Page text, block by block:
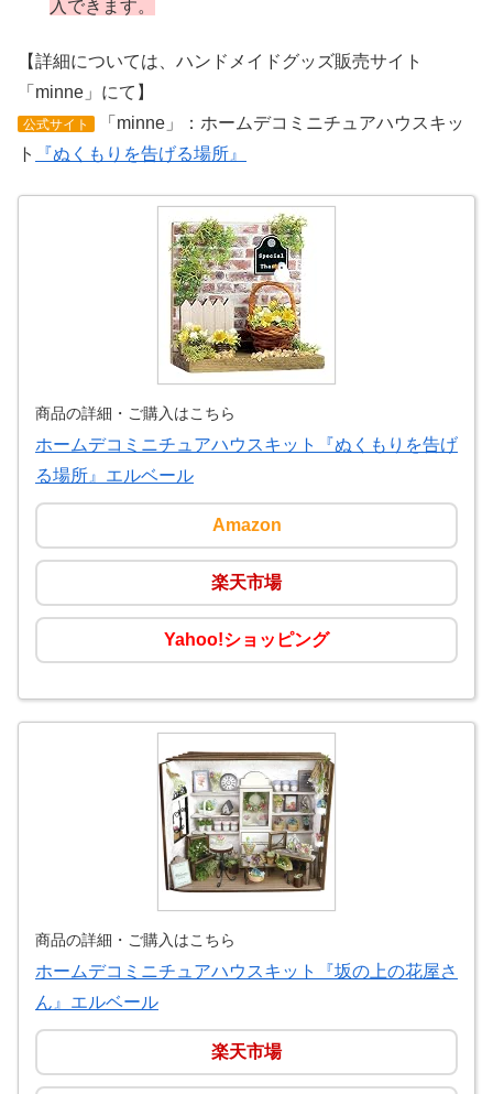
入できます。
【詳細については、ハンドメイドグッズ販売サイト
「minne」にて】
公式サイト
「minne」：ホームデコミニチュアハウスキッ
ト
『ぬくもりを告げる場所』
商品の詳細・ご購入はこちら
ホームデコミニチュアハウスキット『ぬくもりを告げ
る場所』エルベール
Amazon
楽天市場
Yahoo!ショッピング
商品の詳細・ご購入はこちら
ホームデコミニチュアハウスキット『坂の上の花屋さ
ん』エルベール
楽天市場